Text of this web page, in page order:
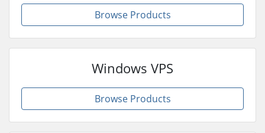
Browse Products
Windows VPS
Browse Products